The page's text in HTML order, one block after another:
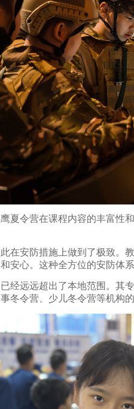
夏令营在课程内容的丰富
在安防措施上做到了极致
心。这种全方位的安防体
经远远超出了本地范围。
冬令营、少儿冬令营等机构